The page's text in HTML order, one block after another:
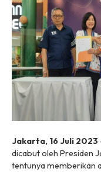
Jakarta, 16 Juli 2023
dicabut oleh Presiden
tentunya memberikan